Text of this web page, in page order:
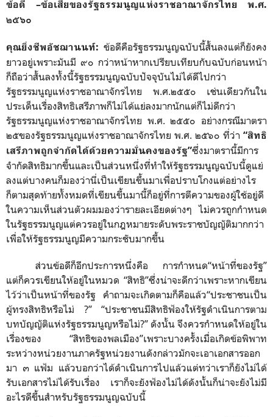
ข้อดี –ข้อเสียของรัฐธรรมนูญแห่งราชอาณาจักรไทย พ.ศ.
๒๕๖๐
คุณยิ่งชีพอัชฌานนท์: ข้อดีคือรัฐธรรมนูญฉบับนี้สั้นลงแต่ก็ยังคง
ยาวอยู่เพราะมันมี ๙๐ กว่าหน้าหากเปรียบเทียบกับฉบับก่อนหน้า
ก็ถือว่าสั้นลงทั้งนี้รัฐธรรมนูญฉบับปัจจุบันไม่ได้ดีไปกว่า
รัฐธรรมนูญแห่งราชอาณาจักรไทย พ.ศ.๒๕๕๐ เช่นเดียวกันใน
ประเด็นเรื่องสิทธิเสรีภาพก็ไม่ได้แย่ลงมากนักแต่ก็ไม่ดีกว่า
รัฐธรรมนูญแห่งราชอาณาจักรไทย พ.ศ. ๒๕๕๐ อย่างกรณีมาตรา
๒๕ของรัฐธรรมนูญแห่งราชอาณาจักรไทย พ.ศ. ๒๕๖๐ ที่ว่า “สิทธิ
เสรีภาพถูกจำกัดได้ด้วยความมั่นคงของรัฐ”ซึ่งมาตรานี้มีการ
จำกัดสิทธิมากขึ้นและเป็นส่วนหนึ่งที่ทำให้รัฐธรรมนูญฉบับนี้ดูแย่
ลงแต่บางคนก็มองว่านี่เป็นเขียนขึ้นมาเพื่อปราบโกงแต่อย่างไร
ก็ตามสุดท้ายทั้งหมดที่เขียนขึ้นมานี้ก็อยู่ที่การตีความของผู้ใช้อยู่ดี
ในความเห็นส่วนตัวผมมองว่ารายละเอียดต่างๆ ไม่ควรถูกกำหนด
ในรัฐธรรมนูญแต่ควรอยู่ในกฎหมายระดับพระราชบัญญัติมากกว่า
เพื่อให้รัฐธรรมนูญมีความกระชับมากขึ้น
ส่วนข้อดีก็อีกประการหนึ่งคือ การกำหนด“หน้าที่ของรัฐ”
แต่ก็ควรเขียนให้อยู่ในหมวด “สิทธิ”ซึ่งน่าจะดีกว่าเพราะหากเขียน
ไว้ว่าเป็นหน้าที่ของรัฐ คำถามจะเกิดตามก็คือแล้ว“ประชาชนเป็น
ผู้ทรงสิทธิหรือไม่ ?” “ประชาชนมีสิทธิฟ้องให้รัฐดำเนินการตาม
บทบัญญัติแห่งรัฐธรรมนูญหรือไม่?” ดังนั้น จึงควรกำหนดให้อยู่ใน
เรื่องของ “สิทธิของพลเมือง”เพราะบางครั้งเมื่อเกิดข้อพิพาท
ระหว่างหน่วยงานภาครัฐหน่วยงานดังกล่าวมักจะเอาเอกสารออก
มา ๓ แฟ้ม แล้วบอกว่าได้ดำเนินการไปแล้วแต่ทว่าเราก็ยังไม่ได้
รับเอกสารไม่ได้รับเรื่อง เราก็จะยังฟ้องไม่ได้ดังนั้นก็น่าจะยังไม่มี
อะไรดีขึ้นสำหรับรัฐธรรมนูญฉบับนี้